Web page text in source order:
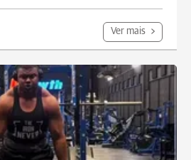
Ver mais